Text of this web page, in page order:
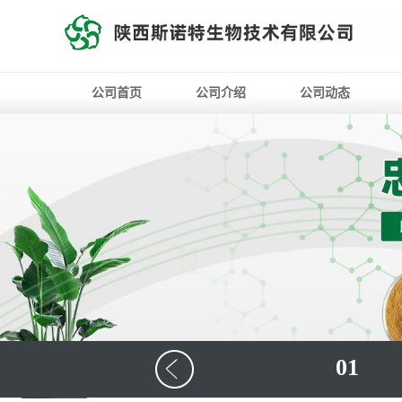
公司首页 公司介绍 公司动态
01